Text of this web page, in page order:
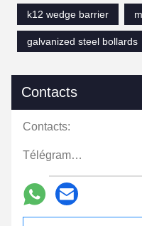
k12 wedge barrier
galvanized steel bollards
Contacts
Contacts:
Télégramme: